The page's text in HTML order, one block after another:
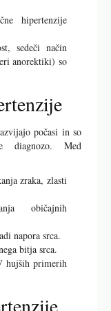
hipertenzije
sedeči način
anorektiki) so
počasi in so
diagnozo. Med
zraka, zlasti
običajnih
napora srca.
bitja srca.
hujših primerih